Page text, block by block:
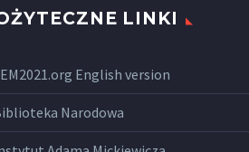
LINKI
English version
Narodowa